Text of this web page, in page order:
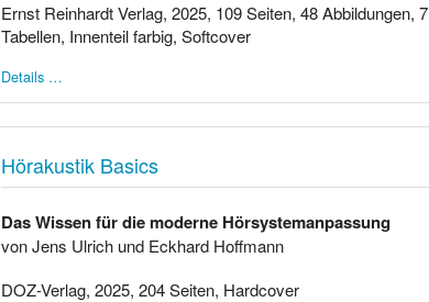
Ernst Reinhardt Verlag, 2025, 109 Seiten, 48 Abbildungen, 7
Tabellen, Innenteil farbig, Softcover
Details …
Hörakustik Basics
Das Wissen für die moderne Hörsystemanpassung
von Jens Ulrich und Eckhard Hoffmann
DOZ-Verlag, 2025, 204 Seiten, Hardcover